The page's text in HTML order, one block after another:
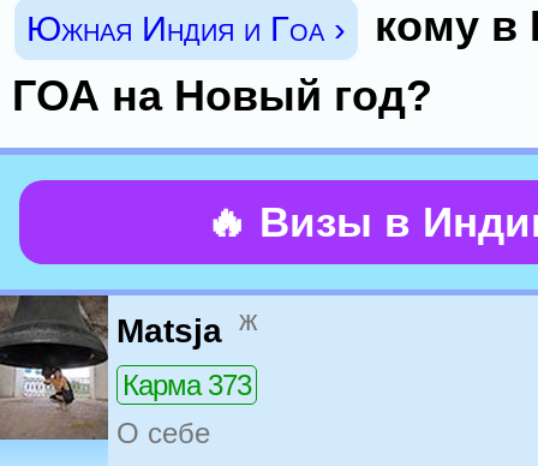
Южная Индия и Гоа ›
кому в
ГОА на Новый год?
🔥 Визы в
Matsja ж
Карма 373
О себе